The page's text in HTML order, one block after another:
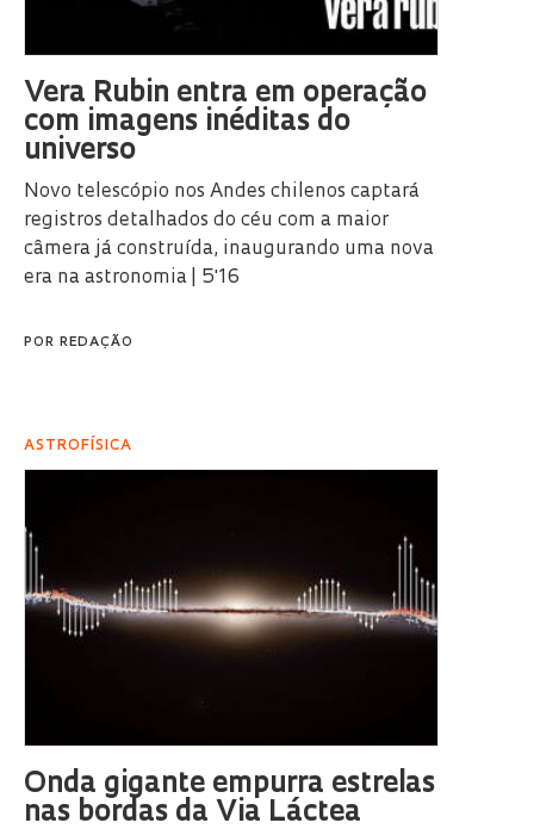
Vera Rubin entra em operação
com imagens inéditas do
universo
Novo telescópio nos Andes chilenos captará
registros detalhados do céu com a maior
câmera já construída, inaugurando uma nova
era na astronomia | 5'16
POR REDAÇÃO
ASTROFÍSICA
Onda gigante empurra estrelas
nas bordas da Via Láctea